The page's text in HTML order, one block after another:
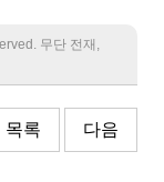
무단 전재,
목록 다음